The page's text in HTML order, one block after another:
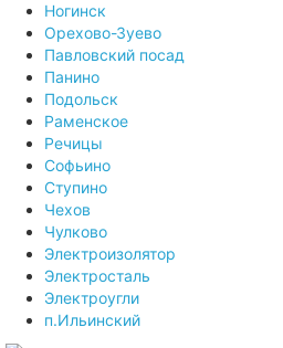
Ногинск
Орехово-Зуево
Павловский посад
Панино
Подольск
Раменское
Речицы
Софьино
Ступино
Чехов
Чулково
Электроизолятор
Электросталь
Электроугли
п.Ильинский